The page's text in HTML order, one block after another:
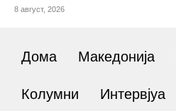
8 август, 2026
Дома Македонија
Колумни Интервјуа